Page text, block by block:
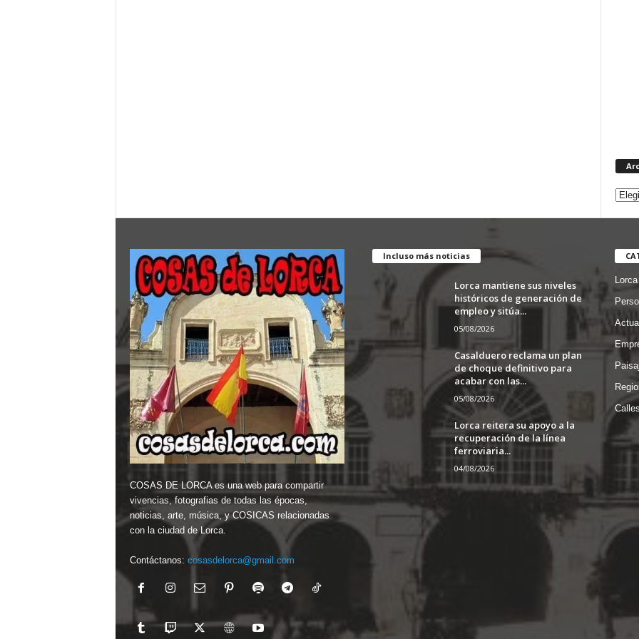
COSAS DE LORCA es una web para compartir
vivencias, fotografias de todas las épocas,
noticias, arte, música, y COSICAS relacionadas
con la ciudad de Lorca.
Contáctanos: cosasdelorca@gmail.com
Incluso más noticias
Lorca mantiene sus niveles
históricos de generación de
empleo y sitúa...
05/08/2026
Casalduero reclama un plan
de choque definitivo para
acabar con las...
05/08/2026
Lorca reitera su apoyo a la
recuperación de la línea
ferroviaria...
04/08/2026
Lorca